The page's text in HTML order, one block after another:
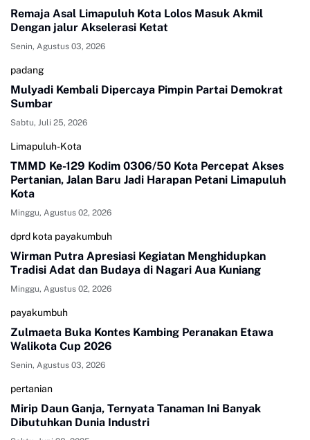
Remaja Asal Limapuluh Kota Lolos Masuk Akmil
Dengan jalur Akselerasi Ketat
Senin, Agustus 03, 2026
padang
Mulyadi Kembali Dipercaya Pimpin Partai Demokrat
Sumbar
Sabtu, Juli 25, 2026
Limapuluh-Kota
TMMD Ke-129 Kodim 0306/50 Kota Percepat Akses
Pertanian, Jalan Baru Jadi Harapan Petani Limapuluh
Kota
Minggu, Agustus 02, 2026
dprd kota payakumbuh
Wirman Putra Apresiasi Kegiatan Menghidupkan
Tradisi Adat dan Budaya di Nagari Aua Kuniang
Minggu, Agustus 02, 2026
payakumbuh
Zulmaeta Buka Kontes Kambing Peranakan Etawa
Walikota Cup 2026
Senin, Agustus 03, 2026
pertanian
Mirip Daun Ganja, Ternyata Tanaman Ini Banyak
Dibutuhkan Dunia Industri